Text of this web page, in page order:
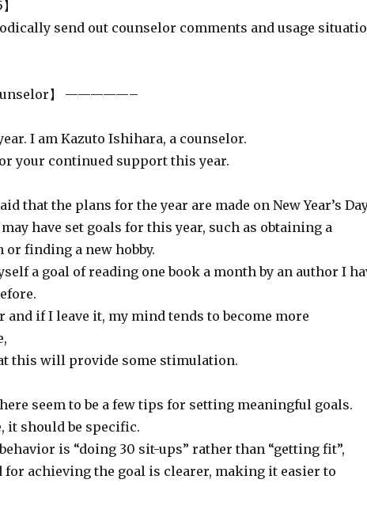
send out counselor comments and usage
】 —————–
I am Kazuto Ishihara, a counselor.
your continued support this year.
that the plans for the year are made on New Year’s
may have set goals for this year, such as obtaining a
finding a new hobby.
a goal of reading one book a month by an author I
and if I leave it, my mind tends to become more
this will provide some stimulation.
seem to be a few tips for setting meaningful goals.
it should be specific.
is “doing 30 sit-ups” rather than “getting fit”,
for achieving the goal is clearer, making it easier to